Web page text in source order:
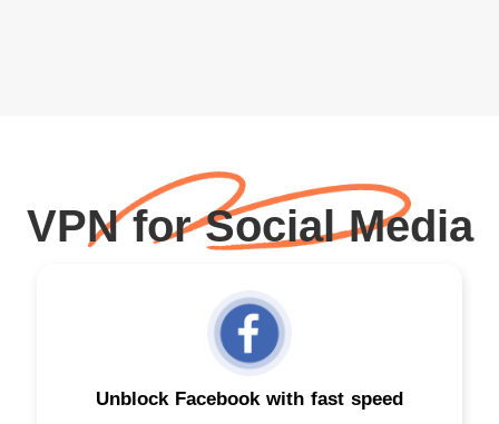
VPN for Social Media
Unblock Facebook with fast speed